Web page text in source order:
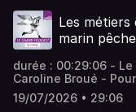
son travail de
présent et à l'échange. - équipe : Christine
Alexandra Malka, Corinne Amar Vous
sur Radio France
Les
marin
durée : 00:29:06 - Le grand podcast de voyage - par :
Caroline Broué -
mais mieux » vaut
équipe : Léa Warrin,
19/07/2026 • 29:06